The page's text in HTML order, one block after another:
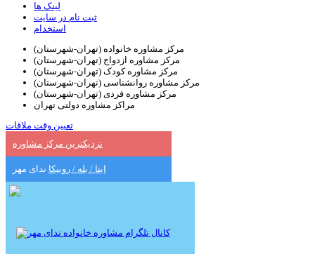
لینک ها
ثبت نام در سایت
استخدام
مرکز مشاوره خانواده (تهران-شهرستان)
مرکز مشاوره ازدواج (تهران-شهرستان)
مرکز مشاوره کودک (تهران-شهرستان)
مرکز مشاوره روانشناسی (تهران-شهرستان)
مرکز مشاوره فردی (تهران-شهرستان)
مراکز مشاوره دولتی تهران
تعیین وقت ملاقات
نزدیکترین مرکز مشاوره
ایتا / بله / روبیکا ندای مهر